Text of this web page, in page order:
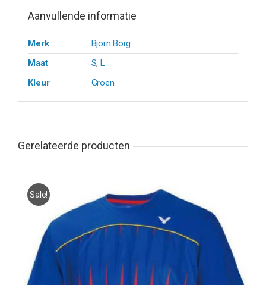
Aanvullende informatie
Merk
Björn Borg
Maat
S, L
Kleur
Groen
Gerelateerde producten
Sale!